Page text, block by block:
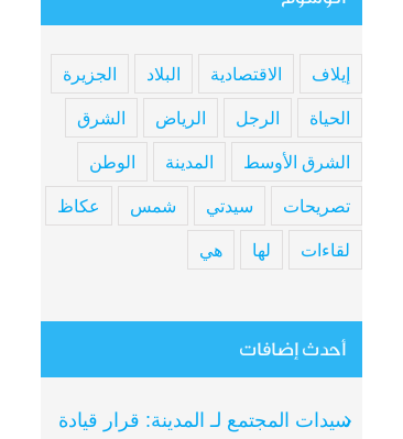
إيلاف الاقتصادية البلاد الجزيرة
الحياة الرجل الرياض الشرق
الشرق الأوسط المدينة الوطن
تصريحات سيدتي شمس عكاظ
لقاءات لها هي
أحدث إضافات
سيدات المجتمع لـ المدينة: قرار قيادة